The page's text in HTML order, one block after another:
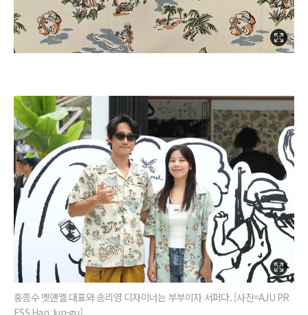
홍종수 멧앤멜 대표와 송리영 디자이너는 부부이자 서퍼다. [사진=AJU PR